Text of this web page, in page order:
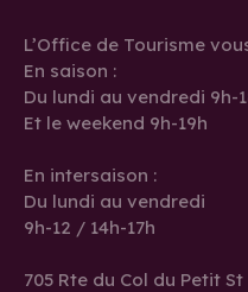
L’Office de Tourisme
En saison :
Du lundi au vendredi 9h-
Et le weekend 9h-19h
En intersaison :
Du lundi au vendredi
9h-12 / 14h-17h
705 Rte du Col du Petit